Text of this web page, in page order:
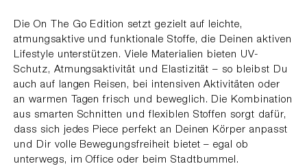
Die On The Go Edition setzt gezielt auf leichte,
atmungsaktive und funktionale Stoffe, die Deinen aktiven
Lifestyle unterstützen. Viele Materialien bieten UV-
Schutz, Atmungsaktivität und Elastizität – so bleibst Du
auch auf langen Reisen, bei intensiven Aktivitäten oder
an warmen Tagen frisch und beweglich. Die Kombination
aus smarten Schnitten und flexiblen Stoffen sorgt dafür,
dass sich jedes Piece perfekt an Deinen Körper anpasst
und Dir volle Bewegungsfreiheit bietet – egal ob
unterwegs, im Office oder beim Stadtbummel.